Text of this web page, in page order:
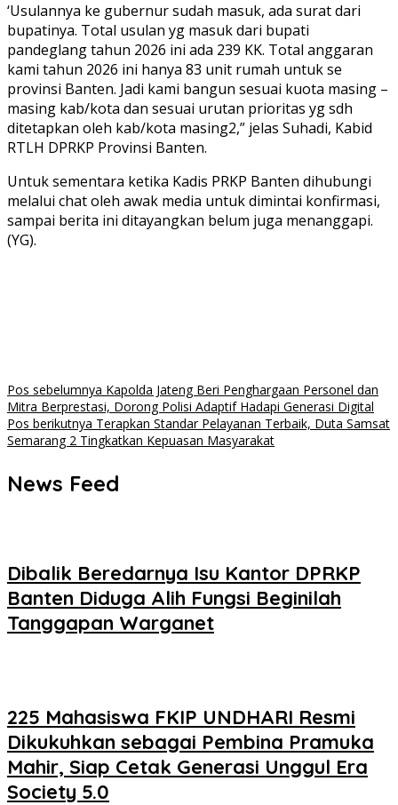
‘Usulannya ke gubernur sudah masuk, ada surat dari
bupatinya. Total usulan yg masuk dari bupati
pandeglang tahun 2026 ini ada 239 KK. Total anggaran
kami tahun 2026 ini hanya 83 unit rumah untuk se
provinsi Banten. Jadi kami bangun sesuai kuota masing –
masing kab/kota dan sesuai urutan prioritas yg sdh
ditetapkan oleh kab/kota masing2,” jelas Suhadi, Kabid
RTLH DPRKP Provinsi Banten.
Untuk sementara ketika Kadis PRKP Banten dihubungi
melalui chat oleh awak media untuk dimintai konfirmasi,
sampai berita ini ditayangkan belum juga menanggapi.
(YG).
Navigasi
pos
Pos sebelumnya Kapolda Jateng Beri Penghargaan Personel dan
Mitra Berprestasi, Dorong Polisi Adaptif Hadapi Generasi Digital
Pos berikutnya Terapkan Standar Pelayanan Terbaik, Duta Samsat
Semarang 2 Tingkatkan Kepuasan Masyarakat
News Feed
Dibalik Beredarnya Isu Kantor DPRKP
Banten Diduga Alih Fungsi Beginilah
Tanggapan Warganet
225 Mahasiswa FKIP UNDHARI Resmi
Dikukuhkan sebagai Pembina Pramuka
Mahir, Siap Cetak Generasi Unggul Era
Society 5.0